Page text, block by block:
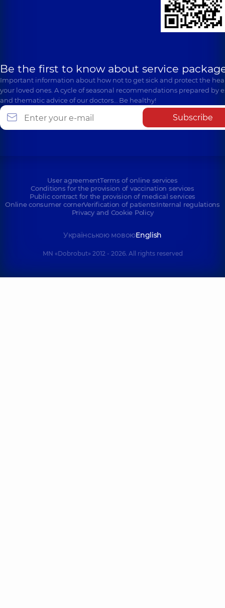
Be the first to know about service
Important information about how not to get sick and protect the
your loved ones. A cycle of seasonal recommendations prepared by
and thematic advice of our doctors… Be healthy!
Subscribe
User agreementTerms of online services
Conditions for the provision of vaccination services
Public contract for the provision of medical services
Online consumer cornerVerification of patientsInternal regulations
Privacy and Cookie Policy
Українською мовоюEnglish
MN «Dobrobut» 2012 - 2026. All rights reserved